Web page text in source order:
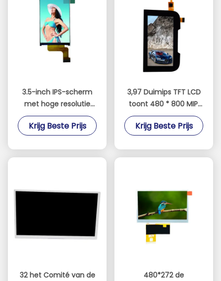
3.5-inch IPS-scherm
met hoge resolutie
van 320 * 480
interface 8080
industriële
besturingsterminalscherm
Krijg Beste Prijs
3,97 Duimips TFT LCD
toont 480 * 800 MIPI
het Interfacescherm
Krijg Beste Prijs
32 het Comité van de
480*272 de